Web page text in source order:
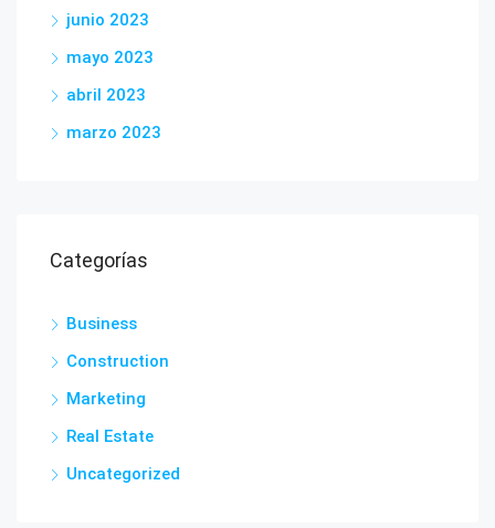
junio 2023
mayo 2023
abril 2023
marzo 2023
Categorías
Business
Construction
Marketing
Real Estate
Uncategorized